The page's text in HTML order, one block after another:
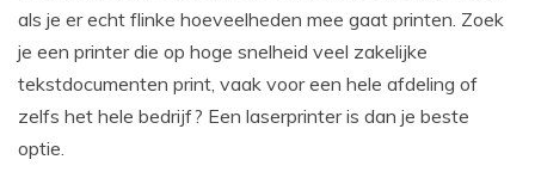
als je er echt flinke hoeveelheden mee gaat printen. Zoek
je een printer die op hoge snelheid veel zakelijke
tekstdocumenten print, vaak voor een hele afdeling of
zelfs het hele bedrijf? Een laserprinter is dan je beste
optie.